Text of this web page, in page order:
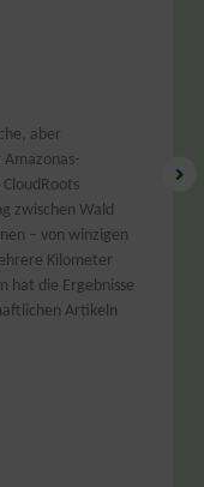
aber
zwischen Wald
– von winzigen
Kilometer
hat die Ergebnisse
Artikeln